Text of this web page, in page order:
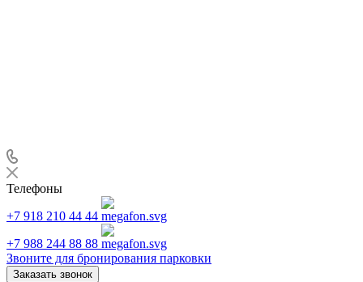
Телефоны
+7 918 210 44 44
+7 988 244 88 88
Звоните для бронирования парковки
Заказать звонок